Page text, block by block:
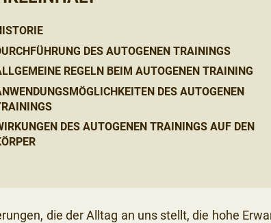
DES AUTOGENEN TRAININGS
REGELN BEIM AUTOGENEN TRAINING
DES AUTOGENEN
DES AUTOGENEN TRAININGS AUF DEN
die der Alltag an uns stellt, die hohe